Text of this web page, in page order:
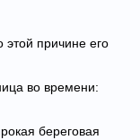
этой причине его
во времени:
береговая